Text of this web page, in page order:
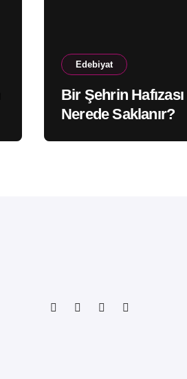
Edebiyat
Bir Şehrin Hafızası
Nerede Saklanır?